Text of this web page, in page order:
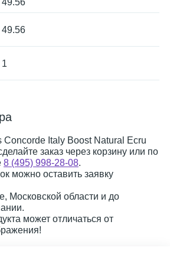
49.56
49.56
1
Concorde Italy Boost Natural Ecru
заказ через корзину или по
8 (495) 998-28-08.
можно оставить заявку
Московской области и до
может отличаться от